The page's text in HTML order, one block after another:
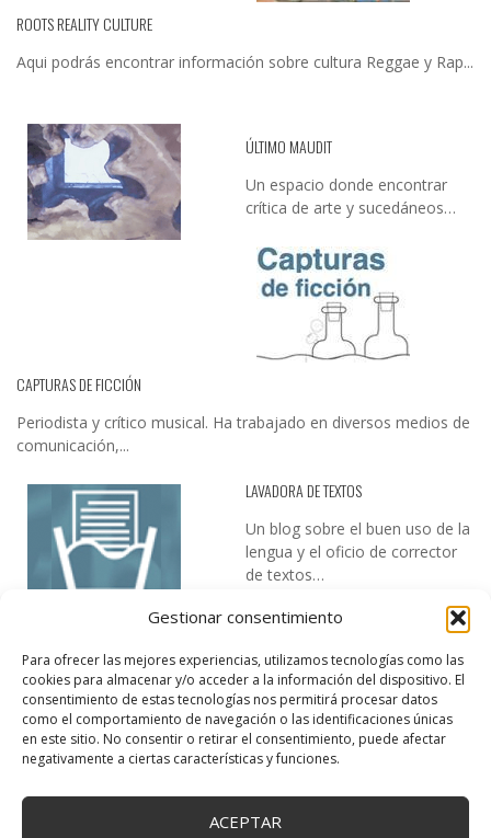
Gestionar consentimiento
Para ofrecer las mejores experiencias, utilizamos tecnologías como las
cookies para almacenar y/o acceder a la información del dispositivo. El
consentimiento de estas tecnologías nos permitirá procesar datos
como el comportamiento de navegación o las identificaciones únicas
en este sitio. No consentir o retirar el consentimiento, puede afectar
negativamente a ciertas características y funciones.
ACEPTAR
ROOTS REALITY CULTURE
Aqui podrás encontrar información sobre cultura Reggae y Rap...
ÚLTIMO MAUDIT
Un espacio donde encontrar
crítica de arte y sucedáneos…
CAPTURAS DE FICCIÓN
Periodista y crítico musical. Ha trabajado en diversos medios de
comunicación,...
LAVADORA DE TEXTOS
Un blog sobre el buen uso de la
lengua y el oficio de corrector
de textos…
DESIREE MARTÍN